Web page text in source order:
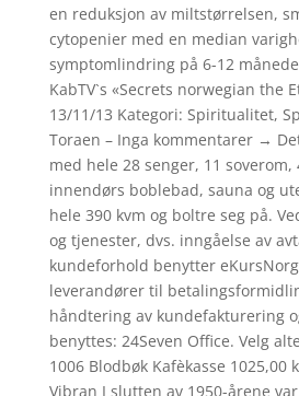
en reduksjon av miltstørrelsen,
cytopenier med en median
symptomlindring på 6-12
KabTV`s «Secrets norwegian the
13/11/13 Kategori: Spiritualitet,
Toraen – Inga kommentarer →
med hele 28 senger, 11
innendørs boblebad, sauna og
hele 390 kvm og boltre seg på.
og tjenester, dvs. inngåelse av
kundeforhold benytter
leverandører til
håndtering av kundefakturering
benyttes: 24Seven Office. Velg
1006 Blodbøk Kafèkasse 1025,00
Vibran I slutten av 1950-årene